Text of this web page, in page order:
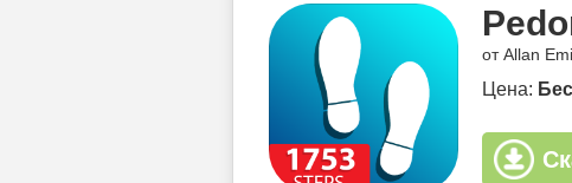
от Allan
Цена: